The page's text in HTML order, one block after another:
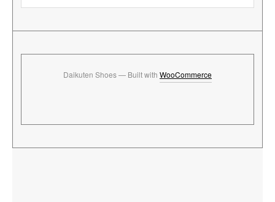
Daikuten Shoes — Built with WooCommerce